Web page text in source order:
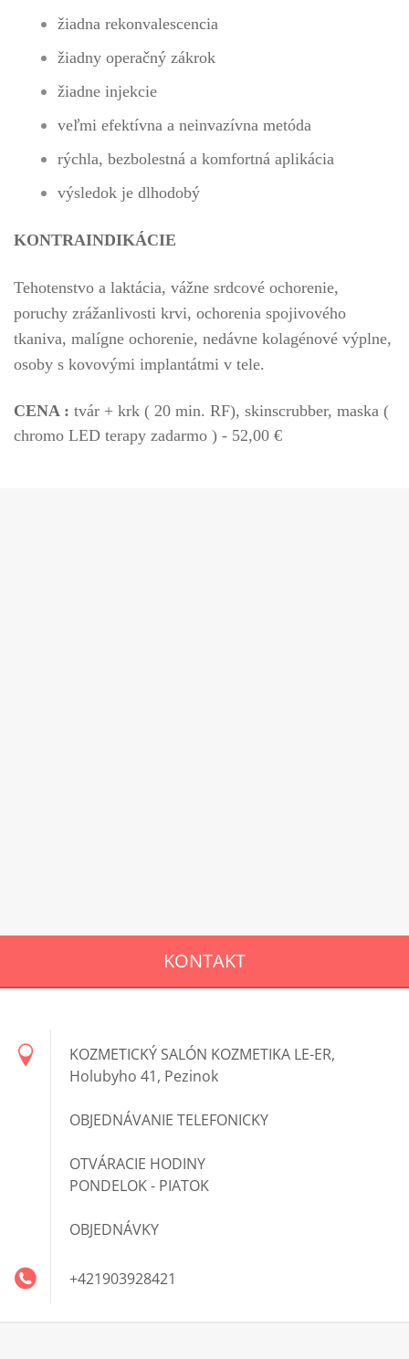
žiadna rekonvalescencia
žiadny operačný zákrok
žiadne injekcie
veľmi efektívna a neinvazívna metóda
rýchla, bezbolestná a komfortná aplikácia
výsledok je dlhodobý
KONTRAINDIKÁCIE
Tehotenstvo a laktácia, vážne srdcové ochorenie,
poruchy zrážanlivosti krvi, ochorenia spojivového
tkaniva, malígne ochorenie, nedávne kolagénové výplne,
osoby s kovovými implantátmi v tele.
CENA : tvár + krk ( 20 min. RF), skinscrubber, maska (
chromo LED terapy zadarmo ) - 52,00 €
KONTAKT
KOZMETICKÝ SALÓN KOZMETIKA LE-ER,
Holubyho 41, Pezinok
OBJEDNÁVANIE TELEFONICKY
OTVÁRACIE HODINY
PONDELOK - PIATOK
OBJEDNÁVKY
+421903928421